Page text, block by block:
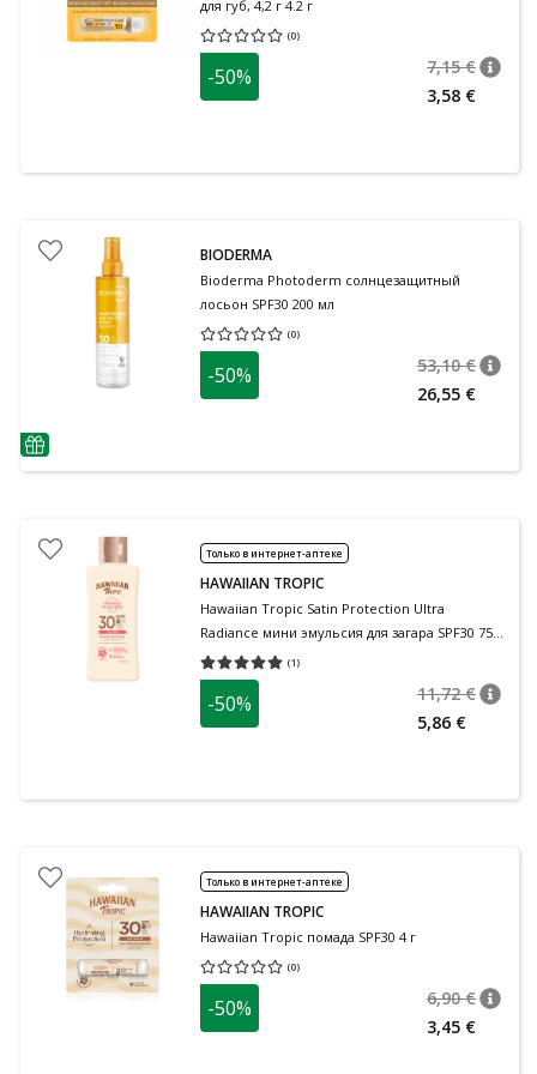
для губ, 4,2 г 4.2 г
(0)
Средняя оценка 0.00
-50% 7,15 €
3,58 €
nõuanne
BIODERMA
Bioderma Photoderm солнцезащитный
лосьон SPF30 200 мл
(0)
Средняя оценка 0.00
-50% 53,10 €
26,55 €
Только в интернет-аптеке
HAWAIIAN TROPIC
Hawaiian Tropic Satin Protection Ultra
Radiance мини эмульсия для загара SPF30 75
мл
(1)
Средняя оценка 5.00
-50% 11,72 €
5,86 €
Только в интернет-аптеке
HAWAIIAN TROPIC
Hawaiian Tropic помада SPF30 4 г
(0)
Средняя оценка 0.00
-50% 6,90 €
3,45 €